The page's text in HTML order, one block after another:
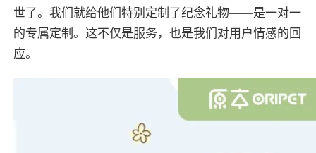
世了。我们就给他们特别定制了纪念礼物——是一对一
的专属定制。这不仅是服务，也是我们对用户情感的回
应。